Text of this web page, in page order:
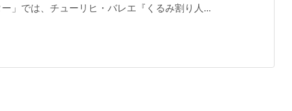
ー」では、チューリヒ・バレエ『くるみ割り人...